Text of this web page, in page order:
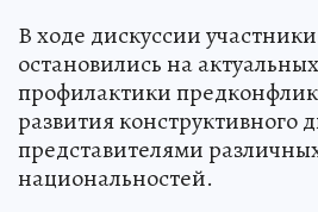
В ходе дискуссии
остановились на
профилактики
развития конструктивного
представителями
национальностей.